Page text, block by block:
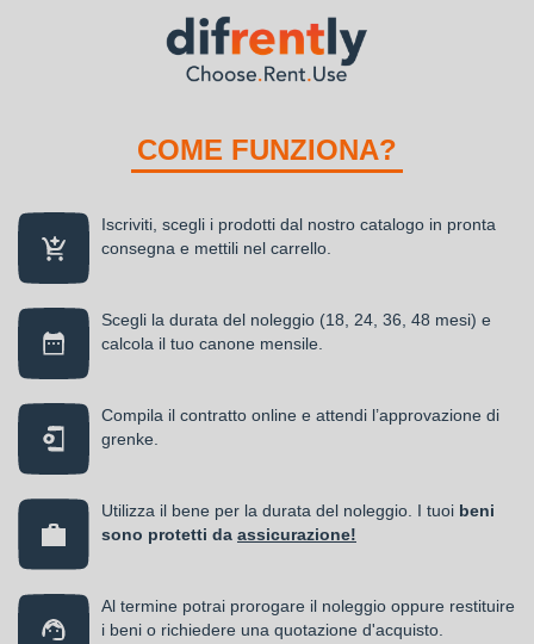
COME FUNZIONA?
Iscriviti, scegli i prodotti dal nostro catalogo in pronta
consegna e mettili nel carrello.
Scegli la durata del noleggio (18, 24, 36, 48 mesi) e
calcola il tuo canone mensile.
Compila il contratto online e attendi l’approvazione di
grenke.
Utilizza il bene per la durata del noleggio. I tuoi beni
sono protetti da assicurazione!
Al termine potrai prorogare il noleggio oppure restituire
i beni o richiedere una quotazione d'acquisto.